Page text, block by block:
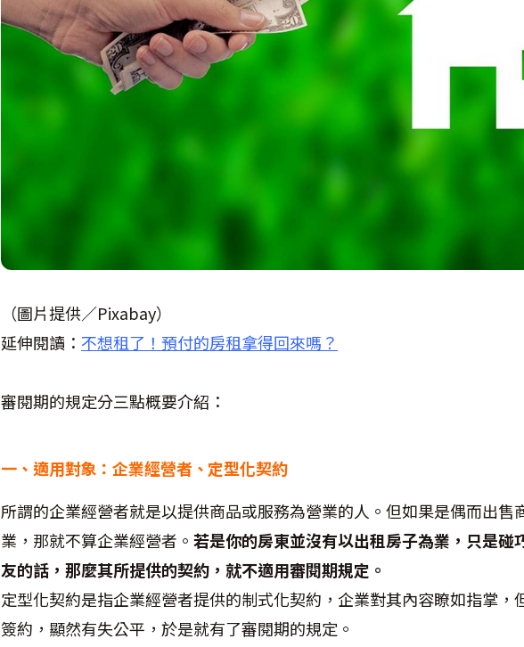
（圖片提供／Pixabay）
延伸閱讀： 不想租了！預付的房租拿得回來嗎？
審閱期的規定分三點概要介紹：
一、適用對象：企業經營者、定型化契約
所謂的企業經營者就是以提供商品或服務為營業的人。但如果是偶而出售
業，那就不算企業經營者。 若是你的房東並沒有以出租房子為業，只是碰
友的話，那麼其所提供的契約，就不適用審閱期規定。
定型化契約是指企業經營者提供的制式化契約，企業對其內容瞭如指掌，
簽約，顯然有失公平，於是就有了審閱期的規定。